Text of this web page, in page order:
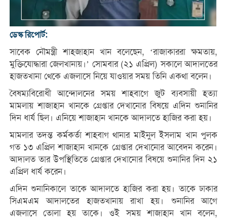
ডেস্ক রিপোর্ট:
সাবেক নৌমন্ত্রী শাহজাহান খান বলেছেন, ‘রাজাকাররা ক্ষমতায়,
মুক্তিযোদ্ধারা জেলখানায়।’ সোমবার (২১ এপ্রিল) সকালে আদালতের
হাজতখানা থেকে এজলাসে নিয়ে যাওয়ার সময় তিনি একথা বলেন।
বৈষম্যবিরোধী আন্দোলনের সময় শাহবাগে জুট ব্যবসায়ী হত্যা
মামলায় শাজাহান খানকে গ্রেপ্তার দেখানোর বিষয়ে এদিন শুনানির
দিন ধার্য ছিল। এনিয়ে শাজাহান খানকে আদালতে হাজির করা হয়।
মামলার তদন্ত কর্মকর্তা শাহবাগ থানার মাইনুল ইসলাম খান পুলক
গত ১৩ এপ্রিল শাজাহান খানকে গ্রেপ্তার দেখানোর আবেদন করেন।
আদালত তার উপস্থিতিতে গ্রেপ্তার দেখানোর বিষয়ে শুনানির দিন ২১
এপ্রিল ধার্য করেন।
এদিন শুনানিকালে তাকে আদালতে হাজির করা হয়। তাকে ঢাকার
সিএমএম আদালতের হাজতখানায় রাখা হয়। শুনানির আগে
এজলাসে তোলা হয় তাকে। ওই সময় শাজাহান খান বলেন,